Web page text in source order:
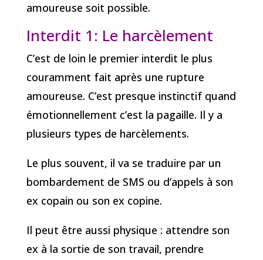
amoureuse soit possible.
Interdit 1: Le harcèlement
C’est de loin le premier interdit le plus
couramment fait après une rupture
amoureuse. C’est presque instinctif quand
émotionnellement c’est la pagaille. Il y a
plusieurs types de harcèlements.
Le plus souvent, il va se traduire par un
bombardement de SMS ou d’appels à son
ex copain ou son ex copine.
Il peut être aussi physique : attendre son
ex à la sortie de son travail, prendre